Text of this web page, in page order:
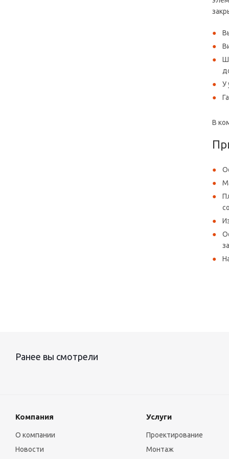
У
В
Ранее вы смотрели
Компания
О компании
Новости
Услуги
Проектирование
Монтаж